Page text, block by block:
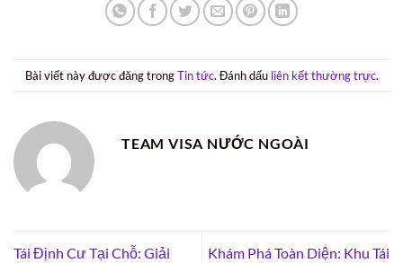
Bài viết này được đăng trongTin tức. Đánh dấu liên kết thường trực.
TEAM VISA NƯỚC NGOÀI
Tái Định Cư Tại Chỗ: Giải
Khám Phá Toàn Diện: Khu Tái